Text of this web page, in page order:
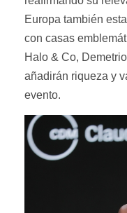
Europa también
con casas
Halo & Co,
añadirán riqueza y
evento.